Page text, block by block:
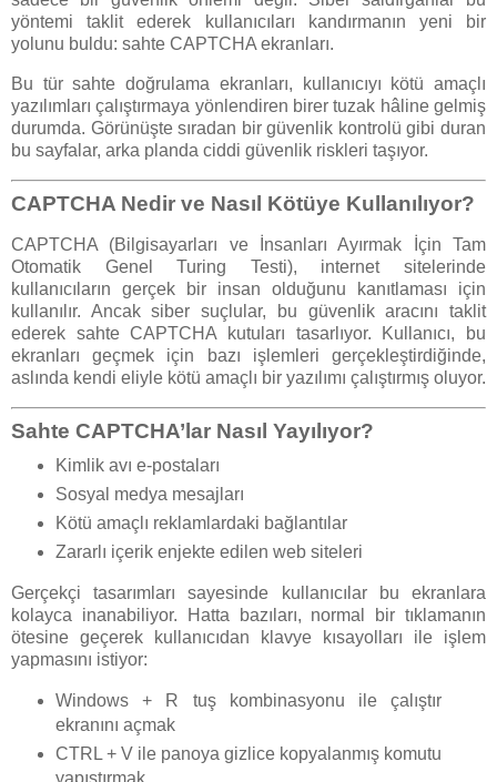
yöntemi taklit ederek kullanıcıları kandırmanın yeni bir
yolunu buldu: sahte CAPTCHA ekranları.
Bu tür sahte doğrulama ekranları, kullanıcıyı kötü amaçlı
yazılımları çalıştırmaya yönlendiren birer tuzak hâline gelmiş
durumda. Görünüşte sıradan bir güvenlik kontrolü gibi duran
bu sayfalar, arka planda ciddi güvenlik riskleri taşıyor.
CAPTCHA Nedir ve Nasıl Kötüye Kullanılıyor?
CAPTCHA (Bilgisayarları ve İnsanları Ayırmak İçin Tam
Otomatik Genel Turing Testi), internet sitelerinde
kullanıcıların gerçek bir insan olduğunu kanıtlaması için
kullanılır. Ancak siber suçlular, bu güvenlik aracını taklit
ederek sahte CAPTCHA kutuları tasarlıyor. Kullanıcı, bu
ekranları geçmek için bazı işlemleri gerçekleştirdiğinde,
aslında kendi eliyle kötü amaçlı bir yazılımı çalıştırmış oluyor.
Sahte CAPTCHA’lar Nasıl Yayılıyor?
Kimlik avı e-postaları
Sosyal medya mesajları
Kötü amaçlı reklamlardaki bağlantılar
Zararlı içerik enjekte edilen web siteleri
Gerçekçi tasarımları sayesinde kullanıcılar bu ekranlara
kolayca inanabiliyor. Hatta bazıları, normal bir tıklamanın
ötesine geçerek kullanıcıdan klavye kısayolları ile işlem
yapmasını istiyor:
Windows + R tuş kombinasyonu ile çalıştır
ekranını açmak
CTRL + V ile panoya gizlice kopyalanmış komutu
yapıştırmak